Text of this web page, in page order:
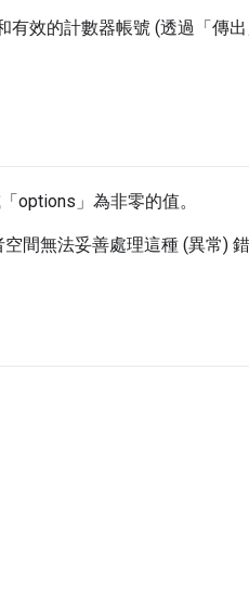
有效的計數器帳號 (透過「傳出
options」 為非零的值。
間無法妥善處理這種 (異常)